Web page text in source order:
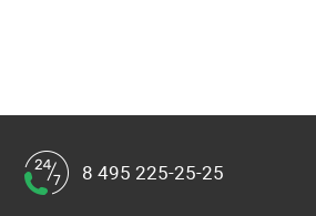
8 495 225-25-25